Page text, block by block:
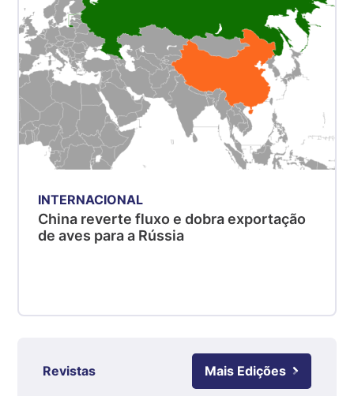
kg
Suíno - Estadual
MG
R$ 5,04
kg
Suíno - Estadual
PR
R$ 4,51
Suíno - Estadual
SC
Ovo Branco - Regional
INTERNACIONAL
China reverte fluxo e dobra exportação
de aves para a Rússia
Revistas Mais Edições